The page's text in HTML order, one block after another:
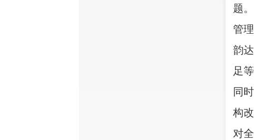
题
管
韵
足
同
构
对